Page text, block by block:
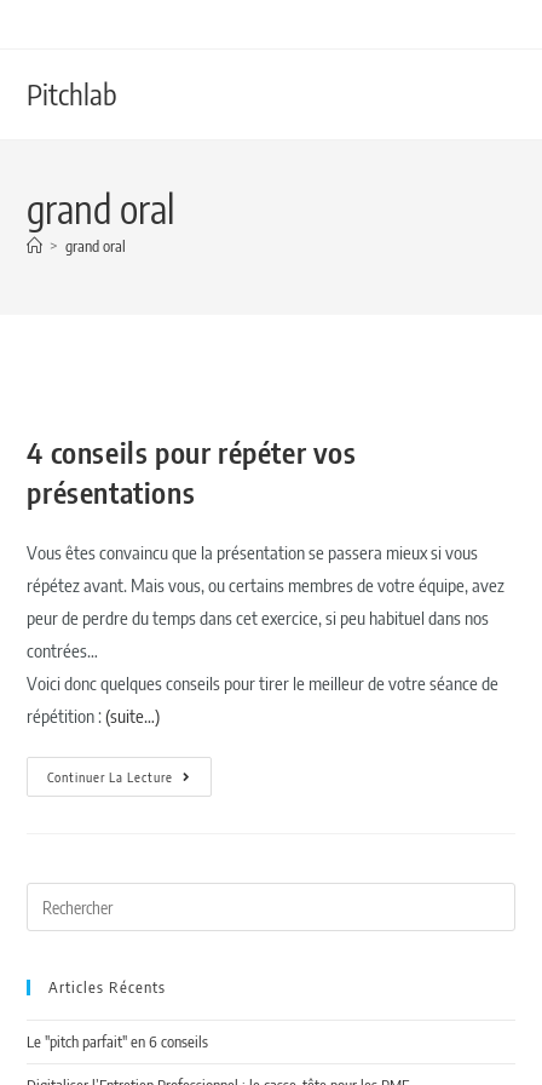
Pitchlab
grand oral
> grand oral
4 conseils pour répéter vos
présentations
Vous êtes convaincu que la présentation se passera mieux si vous
répétez avant. Mais vous, ou certains membres de votre équipe, avez
peur de perdre du temps dans cet exercice, si peu habituel dans nos
contrées…
Voici donc quelques conseils pour tirer le meilleur de votre séance de
répétition :(suite…)
Continuer La Lecture
Articles Récents
Le "pitch parfait" en 6 conseils